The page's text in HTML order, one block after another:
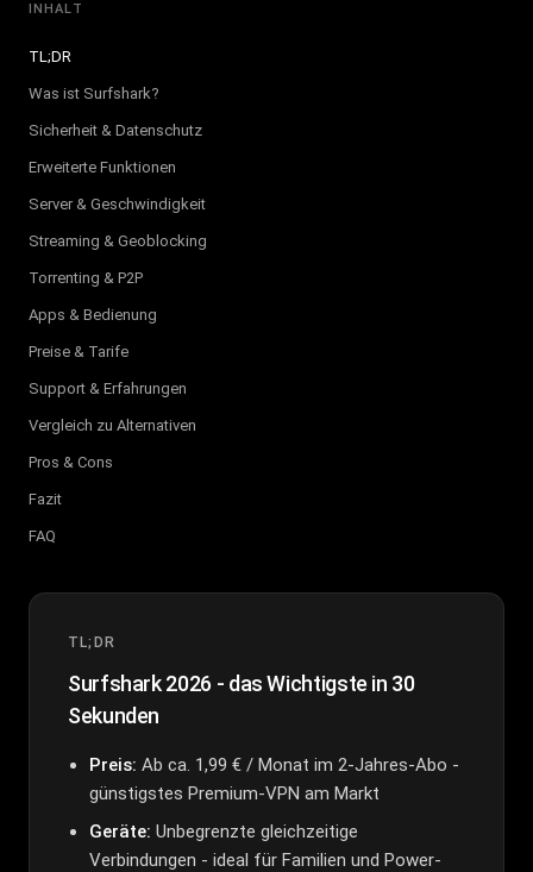
INHALT
TL;DR
Was ist Surfshark?
Sicherheit & Datenschutz
Erweiterte Funktionen
Server & Geschwindigkeit
Streaming & Geoblocking
Torrenting & P2P
Apps & Bedienung
Preise & Tarife
Support & Erfahrungen
Vergleich zu Alternativen
Pros & Cons
Fazit
FAQ
TL;DR
Surfshark 2026 - das Wichtigste in 30
Sekunden
Preis: Ab ca. 1,99 € / Monat im 2-Jahres-Abo -
günstigstes Premium-VPN am Markt
Geräte: Unbegrenzte gleichzeitige
Verbindungen - ideal für Familien und Power-